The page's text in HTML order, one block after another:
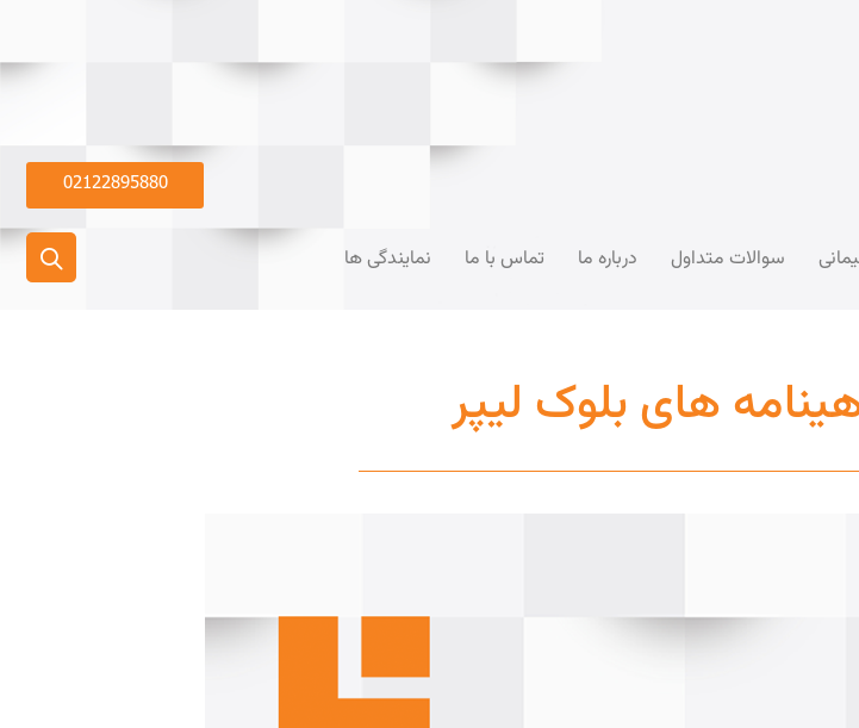
02122895880
سوالات متداول درباره ما تماس با ما نمایندگی ها
های بلوک لیپر